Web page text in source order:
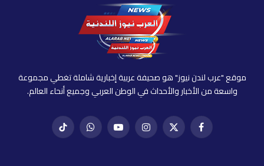
موقع "عرب لندن نيوز" هو صحيفة عربية إخبارية شاملة تغطي مجموعة
واسعة من الأخبار والأحداث في الوطن العربي وجميع أنحاء العالم.
فيسبوكX
إنستغراميوتيوب واتساب تيك